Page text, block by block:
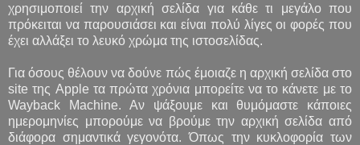
χρησιμοποιεί την αρχική σελίδα για κάθε τι μεγάλο που
πρόκειται να παρουσιάσει και είναι πολύ λίγες οι φορές που
έχει αλλάξει το λευκό χρώμα της ιστοσελίδας.
Για όσους θέλουν να δούνε πώς έμοιαζε η αρχική σελίδα στο
site της Apple τα πρώτα χρόνια μπορείτε να το κάνετε με το
Wayback Machine. Αν ψάξουμε και θυμόμαστε κάποιες
ημερομηνίες μπορούμε να βρούμε την αρχική σελίδα από
διάφορα σημαντικά γεγονότα. Όπως την κυκλοφορία των